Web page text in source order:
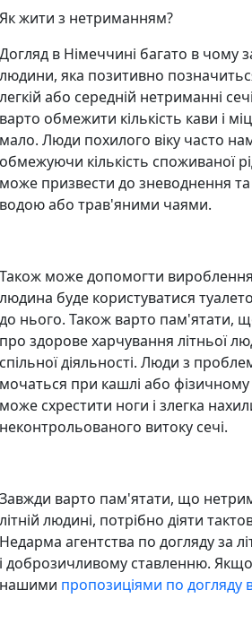
Як жити з нетриманням?
Догляд в Німеччині багато в чому
людини, яка позитивно
легкій або середній нетриманні
варто обмежити кількість кави і
мало. Люди похилого віку часто
обмежуючи кількість споживаної
може призвести до зневоднення
водою або трав'яними чаями.
Також може допомогти
людина буде користуватися
до нього. Також варто пам'ятати,
про здорове харчування літньої
спільної діяльності. Люди з
мочаться при кашлі або фізичному
може схрестити ноги і злегка
неконтрольованого витоку сечі.
Завжди варто пам'ятати, що
літній людині, потрібно діяти
Недарма агентства по догляду за
і доброзичливому ставленню.
нашими пропозиціями по догляду